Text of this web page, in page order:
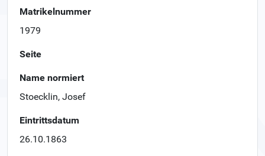
Matrikelnummer
1979
Seite
Name normiert
Stoecklin, Josef
Eintrittsdatum
26.10.1863